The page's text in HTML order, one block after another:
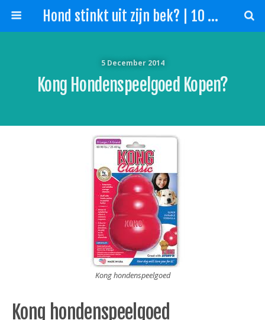
Hond stinkt uit zijn bek? | 10 Tips slechte adem hond!
5 December 2014
Kong Hondenspeelgoed Kopen?
Kong hondenspeelgoed
Kong hondenspeelgoed